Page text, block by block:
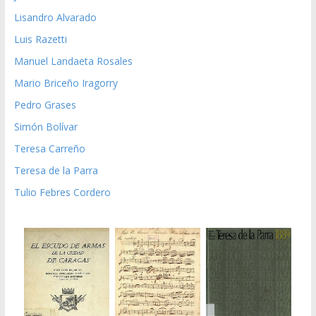
Lisandro Alvarado
Luis Razetti
Manuel Landaeta Rosales
Mario Briceño Iragorry
Pedro Grases
Simón Bolívar
Teresa Carreño
Teresa de la Parra
Tulio Febres Cordero